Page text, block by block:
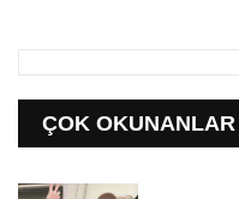
ÇOK OKUNANLAR